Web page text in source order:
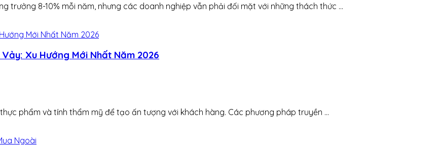
trưởng 8-10% mỗi năm, nhưng các doanh nghiệp vẫn phải đối mặt với những thách thức ...
Xu Hướng Mới Nhất Năm 2026
phẩm và tính thẩm mỹ để tạo ấn tượng với khách hàng. Các phương pháp truyền ...